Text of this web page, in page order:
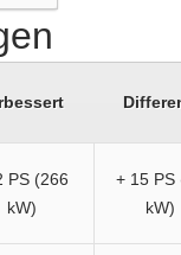
PS (266
kW)
+ 15 PS
kW)